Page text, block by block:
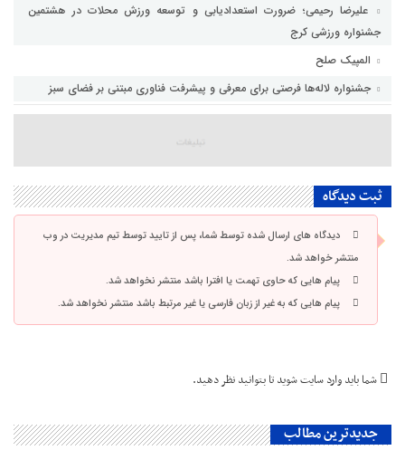
علیرضا رحیمی؛ ضرورت استعدادیابی و توسعه ورزش محلات در هشتمین
جشنواره ورزشی کرج
المپیک صلح
جشنواره لاله‌ها فرصتی برای معرفی و پیشرفت فناوری مبتنی بر فضای سبز
ثبت دیدگاه
دیدگاه های ارسال شده توسط شما، پس از تایید توسط تیم مدیریت در وب
منتشر خواهد شد.
پیام هایی که حاوی تهمت یا افترا باشد منتشر نخواهد شد.
پیام هایی که به غیر از زبان فارسی یا غیر مرتبط باشد منتشر نخواهد شد.
شما بایدوارد سایت شویدتا بتوانید نظر دهید.
جدیدترین مطالب